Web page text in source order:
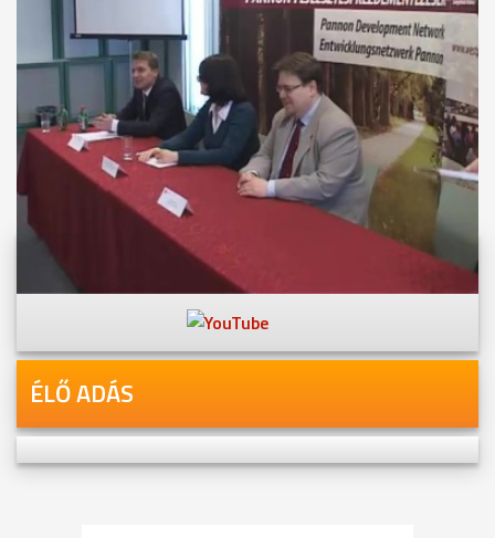
Videóink megtekinthetőek
Youtube-csatornánkon is!
ÉLŐ ADÁS